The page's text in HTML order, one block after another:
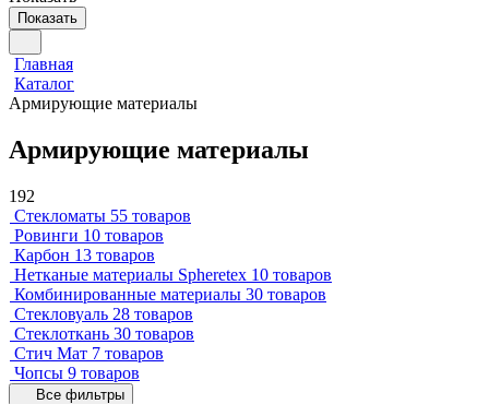
Показать
Главная
Каталог
Армирующие материалы
Армирующие материалы
192
Стекломаты 55 товаров
Ровинги 10 товаров
Карбон 13 товаров
Нетканые материалы Spheretex 10 товаров
Комбинированные материалы 30 товаров
Стекловуаль 28 товаров
Стеклоткань 30 товаров
Стич Мат 7 товаров
Чопсы 9 товаров
Все фильтры